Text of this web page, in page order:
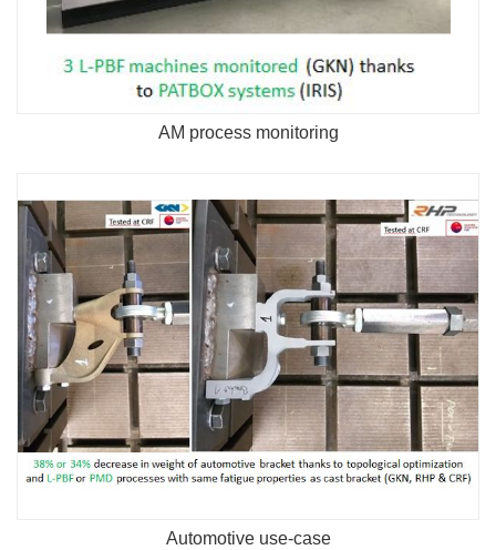
AM process monitoring
Automotive use-case